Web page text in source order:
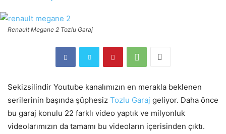
Renault Megane 2 Tozlu Garaj
Sekizsilindir Youtube kanalımızın en merakla beklenen
serilerinin başında şüphesiz Tozlu Garaj geliyor. Daha önce
bu garaj konulu 22 farklı video yaptık ve milyonluk
videolarımızın da tamamı bu videoların içerisinden çıktı.